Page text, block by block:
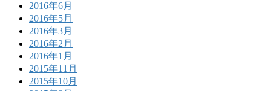
2016年6月
2016年5月
2016年3月
2016年2月
2016年1月
2015年11月
2015年10月